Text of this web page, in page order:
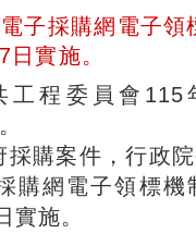
子採購網電子
實施。
工程委員會
購案件，行政
購網電子領標
施。